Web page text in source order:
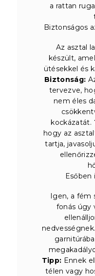
a rattan
Biztonságos
Az asztal
készült,
ütésekkel és
Biztonság:
tervezve,
nem éles
kockázatát.
hogy az
tartja,
Esőben
Igen, a fém
fonás úgy
nedvességnek.
Tipp: Ennek
télen vagy